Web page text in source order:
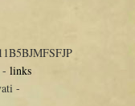
- links
-